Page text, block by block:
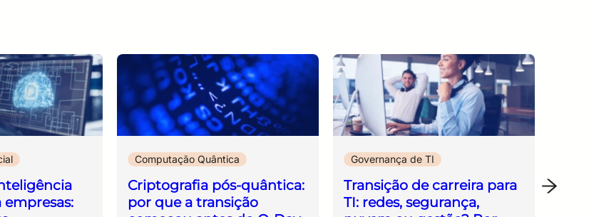
Computação Quântica
Criptografia pós-quântica:
por que a transição
Governança de TI
Transição de carreira para
TI: redes, segurança,